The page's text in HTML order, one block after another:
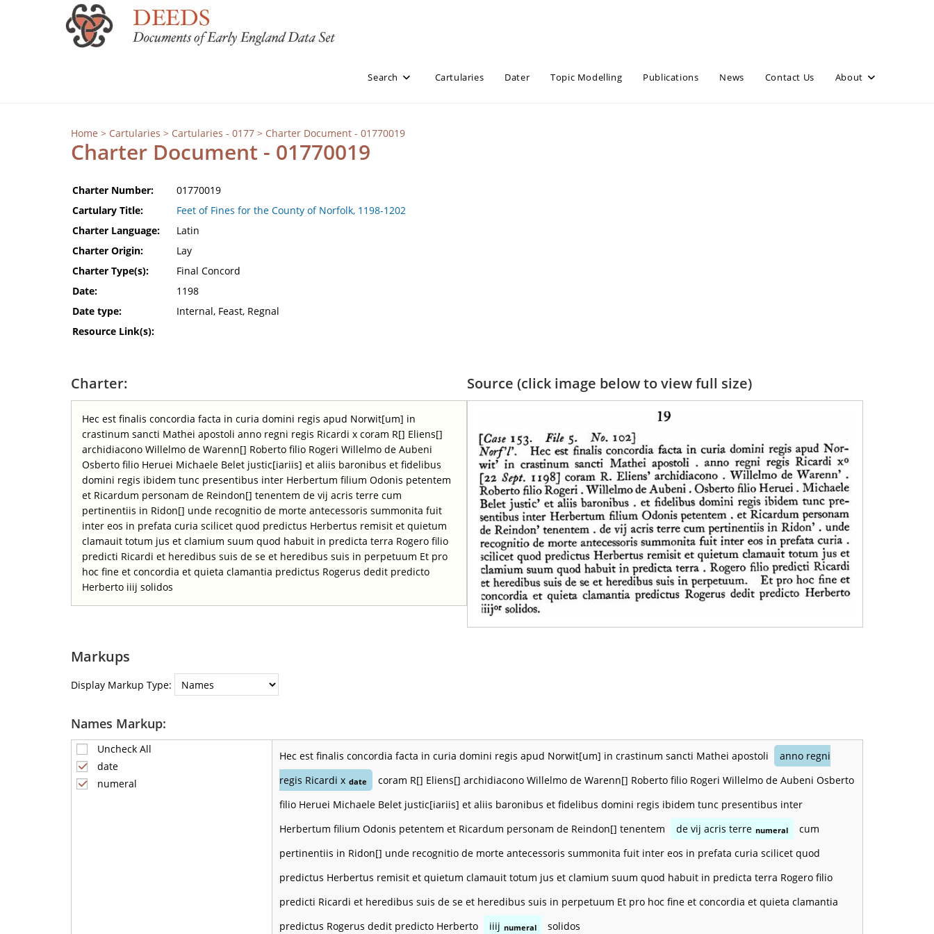
Search Cartularies Dater Topic Modelling Publications News Contact Us About
Home > Cartularies > Cartularies - 0177 > Charter Document - 01770019
Charter Document - 01770019
Charter Number:
01770019
Cartulary Title:
Feet of Fines for the County of Norfolk, 1198-1202
Charter Language:
Latin
Charter Origin:
Lay
Charter Type(s):
Final Concord
Date:
1198
Date type:
Internal, Feast, Regnal
Resource Link(s):
Charter:
Hec est finalis concordia facta in curia domini regis apud Norwit[um] in
crastinum sancti Mathei apostoli anno regni regis Ricardi x coram R[] Eliens[]
archidiacono Willelmo de Warenn[] Roberto filio Rogeri Willelmo de Aubeni
Osberto filio Heruei Michaele Belet justic[iariis] et aliis baronibus et fidelibus
domini regis ibidem tunc presentibus inter Herbertum filium Odonis petentem
et Ricardum personam de Reindon[] tenentem de vij acris terre cum
pertinentiis in Ridon[] unde recognitio de morte antecessoris summonita fuit
inter eos in prefata curia scilicet quod predictus Herbertus remisit et quietum
clamauit totum jus et clamium suum quod habuit in predicta terra Rogero filio
predicti Ricardi et heredibus suis de se et heredibus suis in perpetuum Et pro
hoc fine et concordia et quieta clamantia predictus Rogerus dedit predicto
Herberto iiij solidos
Source (click image below to view full size)
Markups
Display Markup Type:
Names Markup:
Uncheck All
date
numeral
Hec est finalis concordia facta in curia domini regis apud Norwit[um] in crastinum sancti Mathei apostoli
anno regni
regis Ricardi x date
coram R[] Eliens[] archidiacono Willelmo de Warenn[] Roberto filio Rogeri Willelmo de Aubeni Osberto
filio Heruei Michaele Belet justic[iariis] et aliis baronibus et fidelibus domini regis ibidem tunc presentibus inter
Herbertum filium Odonis petentem et Ricardum personam de Reindon[] tenentem
de vij acris terre numeral
cum
pertinentiis in Ridon[] unde recognitio de morte antecessoris summonita fuit inter eos in prefata curia scilicet quod
predictus Herbertus remisit et quietum clamauit totum jus et clamium suum quod habuit in predicta terra Rogero filio
predicti Ricardi et heredibus suis de se et heredibus suis in perpetuum Et pro hoc fine et concordia et quieta clamantia
predictus Rogerus dedit predicto Herberto
iiij numeral solidos